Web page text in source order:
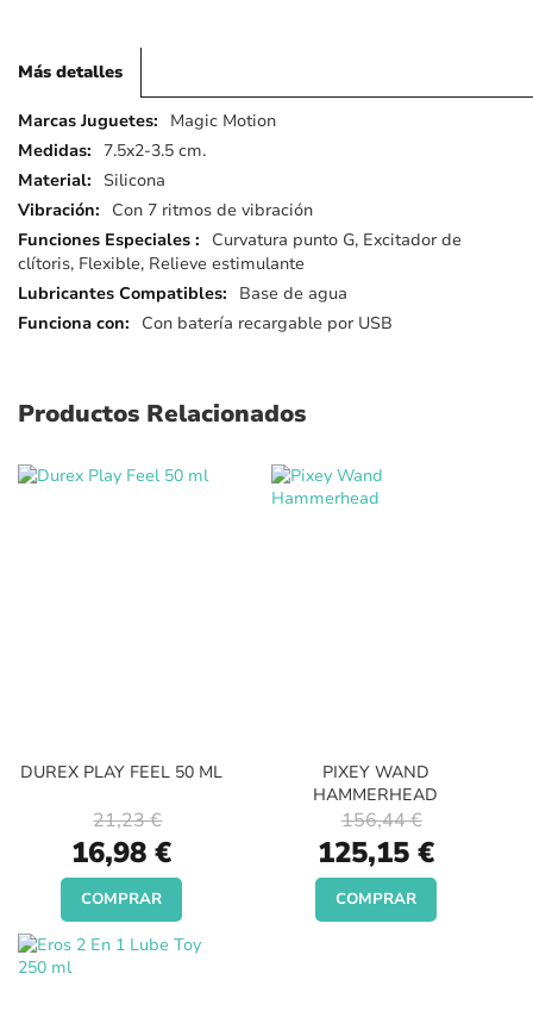
Más detalles
Más
detalles
Magic Motion
7.5x2-3.5 cm.
Silicona
Con 7 ritmos de vibración
Curvatura punto G, Excitador de
clítoris, Flexible, Relieve estimulante
Base de agua
Con batería recargable por USB
Productos Relacionados
DUREX PLAY FEEL 50 ML
Special
Price
16,98 €
21,23 €
COMPRAR
PIXEY WAND
HAMMERHEAD
Special
Price
125,15 €
156,44 €
COMPRAR